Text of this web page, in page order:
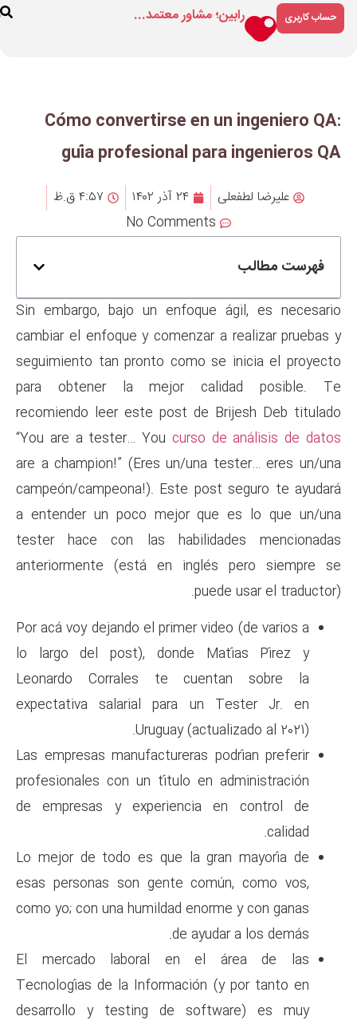
معتمد... فروشگاه
Cómo convertirse
guía profesional
۴:۵۷ ق.ظ
Sin embargo, bajo un
cambiar el enfoque y
seguimiento tan pronto
para obtener la mejor
recomiendo leer este post
“You are a tester… You
are a champion!” (Eres un/
campeón/campeona!). Este
a entender un poco mejor
tester hace con las
anteriormente (está en
Por acá voy dejando el primer
lo largo del post), donde
Leonardo Corrales te
expectativa salarial para
Uruguay
Las empresas
profesionales con un título
de empresas y
Lo mejor de todo es que la
esas personas son gente
como yo; con una humildad
El mercado laboral en
Tecnologías de la
desarrollo y testing de